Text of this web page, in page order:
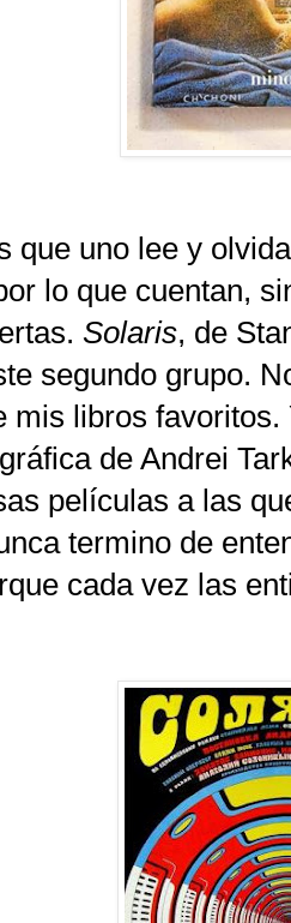
que uno lee y
lo que cuentan,
Solaris, de
segundo grupo.
mis libros favoritos.
de Andrei
películas a las
termino de
cada vez las